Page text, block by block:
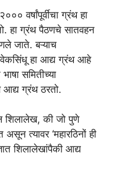
वर्षांपूर्वीचा ग्रंथ हा
हा ग्रंथ पैठणचे सातवहन
जाते. बऱ्याच
हा आद्य ग्रंथ आहे
समितीच्या
आद्य ग्रंथ ठरतो.
शिलालेख, की जो पुणे
त्यावर ‘महारठिनों ही
शिलालेखांपैकी आद्य